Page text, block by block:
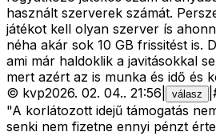
használt szerverek számát.
játékot kell olyan szerver ís
néha akár sok 10 GB frissitést is.
ami már haldoklik a javitásokkal
mert azért az is munka és idő és
© kvp2026. 02. 04.. 21:56 válasz
"A korlátozott idejű támogatás
senki nem fizetne ennyi pénzt